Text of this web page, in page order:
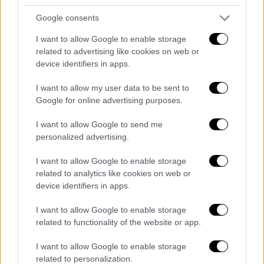
Google consents
I want to allow Google to enable storage
related to advertising like cookies on web or
device identifiers in apps.
I want to allow my user data to be sent to
Google for online advertising purposes.
I want to allow Google to send me
personalized advertising.
I want to allow Google to enable storage
related to analytics like cookies on web or
device identifiers in apps.
I want to allow Google to enable storage
related to functionality of the website or app.
I want to allow Google to enable storage
related to personalization.
Στην περίπτωση του κορονοϊού οι
τα ποσοστά θνησιμότητας προκαλούν και το
ενδιαφέρον του κόσμου, αλλά φέρνουν και
είμαστε προσεκτικοί.
προβλέψεις από πολλά ινστιτούτα, και
σχεδόν όλες έπεσαν έξω,.
Συνήθως αδυνατούν να προσαρμοστούν στις
αλλαγές που δυνητικά μπορούν να
προκύπτουν σε μια δυναμική πανδημική
κατάσταση.Γιατί;
Γιατί βασίζονται σε "ενιαία"
συμπεριφορά του πληθυσμού